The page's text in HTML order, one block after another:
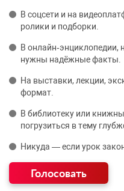
В соцсети и на
ролики и подборки.
В
нужны надёжные факты.
На выставки, лекции,
формат.
В библиотеку или
погрузиться в тему
Никуда — если урок